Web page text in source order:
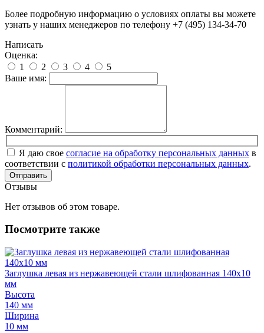
Более подробную информацию о условиях оплаты вы можете
узнать у наших менеджеров по телефону +7 (495) 134-34-70
Написать
Оценка:
1
2 3 4
5
Ваше имя:
Комментарий:
Я даю свое согласие на обработку персональных данных в
соответствии с политикой обработки персональных данных.
Отправить
Отзывы
Нет отзывов об этом товаре.
Посмотрите также
Заглушка левая из нержавеющей стали шлифованная 140х10
мм
Высота
140 мм
Ширина
10 мм